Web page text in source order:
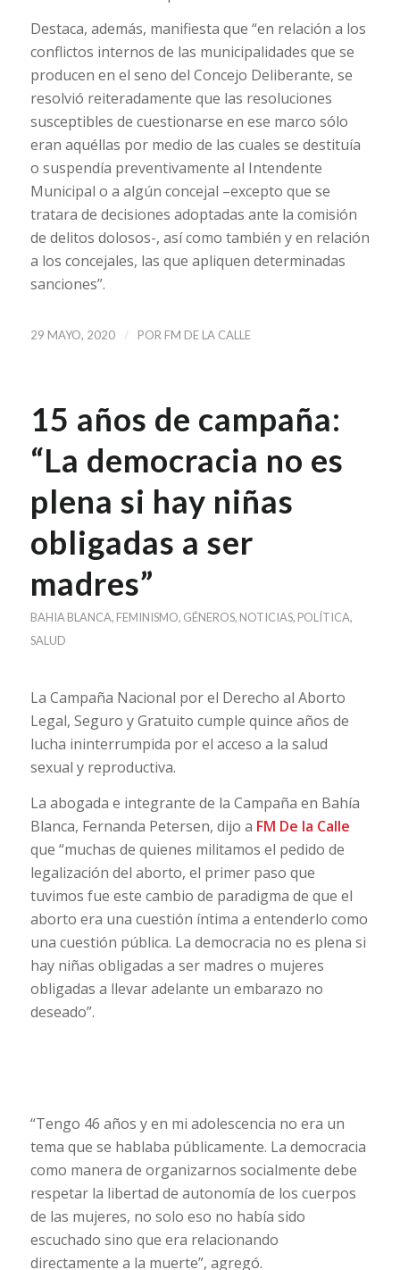
Destaca, además, manifiesta que “en relación a los
conflictos internos de las municipalidades que se
producen en el seno del Concejo Deliberante, se
resolvió reiteradamente que las resoluciones
susceptibles de cuestionarse en ese marco sólo
eran aquéllas por medio de las cuales se destituía
o suspendía preventivamente al Intendente
Municipal o a algún concejal –excepto que se
tratara de decisiones adoptadas ante la comisión
de delitos dolosos-, así como también y en relación
a los concejales, las que apliquen determinadas
sanciones”.
29 MAYO, 2020 / POR FM DE LA CALLE
15 años de campaña:
“La democracia no es
plena si hay niñas
obligadas a ser
madres”
BAHIA BLANCA, FEMINISMO, GÉNEROS, NOTICIAS, POLÍTICA,
SALUD
La Campaña Nacional por el Derecho al Aborto
Legal, Seguro y Gratuito cumple quince años de
lucha ininterrumpida por el acceso a la salud
sexual y reproductiva.
La abogada e integrante de la Campaña en Bahía
Blanca, Fernanda Petersen, dijo a FM De la Calle
que “muchas de quienes militamos el pedido de
legalización del aborto, el primer paso que
tuvimos fue este cambio de paradigma de que el
aborto era una cuestión íntima a entenderlo como
una cuestión pública. La democracia no es plena si
hay niñas obligadas a ser madres o mujeres
obligadas a llevar adelante un embarazo no
deseado”.
“Tengo 46 años y en mi adolescencia no era un
tema que se hablaba públicamente. La democracia
como manera de organizarnos socialmente debe
respetar la libertad de autonomía de los cuerpos
de las mujeres, no solo eso no había sido
escuchado sino que era relacionando
directamente a la muerte”, agregó.